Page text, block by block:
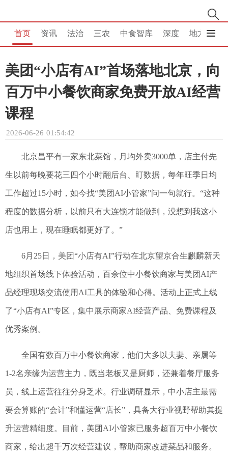
首页 资讯 法治 三农 中食智库 深度 地方
美团“小店有AI”首场落地北京，向
百万中小餐饮商家免费开放AI经营
课程
2026-06-26 01:54:42
北京昌平有一家东北菜馆，月均外卖3000单，店主付先
生以前每晚要花三四个小时翻后台、盯数据，每年旺季日均
工作超过15小时，如今找“美团AI小管家”问一句就行。“这种
程度的数据分析，以前只有大连锁才能做到，没想到我这小
店也用上，现在睡眠都更好了。”
6月25日，美团“小店有AI”行动在北京望京合生麒麟新天
地组织首场线下体验活动，百余位中小餐饮商家与美团AI产
品经理现场交流使用AI工具的体验和心得。活动上正式上线
了“小店有AI”专区，集中展示商家AI经营产品、免费课程及
优秀案例。
全国有数百万中小餐饮商家，他们大多以夫妻、亲属等
1-2名亲缘为运营主力，既当老板又是厨师，还兼着餐厅服务
员，线上运营往往分身乏术。行业调研显示，中小店主最需
要会算账的“会计”和懂运营“店长”，具备大行业视野帮助其提
升运营精细度。目前，美团AI小管家已服务超百万中小餐饮
商家，给出超千万次经营建议，帮助商家改进菜品和服务。